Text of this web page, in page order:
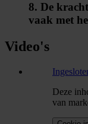
8. De
vaak met
Video's
Deze
van